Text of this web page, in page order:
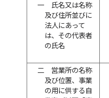
一
氏名又は名称
及び住所並びに
法人にあって
は、その代表者
の氏名
二
営業所の名称
及び位置、事業
の用に供する自